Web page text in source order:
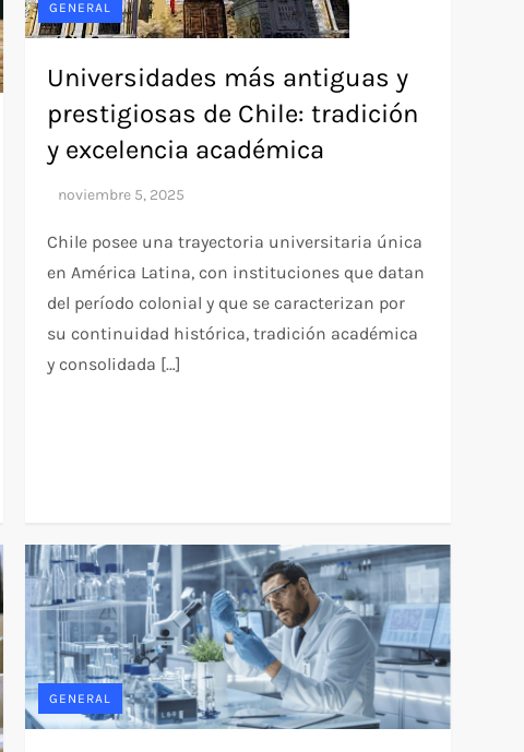
GENERAL
Universidades más antiguas y
prestigiosas de Chile: tradición
y excelencia académica
Chile posee una trayectoria universitaria única
en América Latina, con instituciones que datan
del período colonial y que se caracterizan por
su continuidad histórica, tradición académica
y consolidada […]
GENERAL